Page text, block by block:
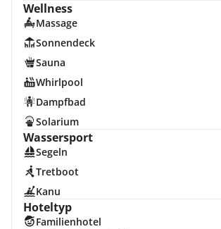
Wellness
Massage
Sonnendeck
Sauna
Whirlpool
Dampfbad
Solarium
Wassersport
Segeln
Tretboot
Kanu
Hoteltyp
Familienhotel